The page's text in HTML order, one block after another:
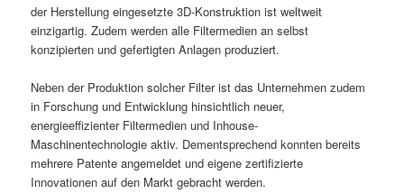
der Herstellung eingesetzte 3D-Konstruktion ist weltweit
einzigartig. Zudem werden alle Filtermedien an selbst
konzipierten und gefertigten Anlagen produziert.
Neben der Produktion solcher Filter ist das Unternehmen zudem
in Forschung und Entwicklung hinsichtlich neuer,
energieeffizienter Filtermedien und Inhouse-
Maschinentechnologie aktiv. Dementsprechend konnten bereits
mehrere Patente angemeldet und eigene zertifizierte
Innovationen auf den Markt gebracht werden.